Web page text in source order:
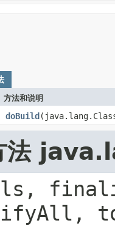
方法和说明
doBuild
法